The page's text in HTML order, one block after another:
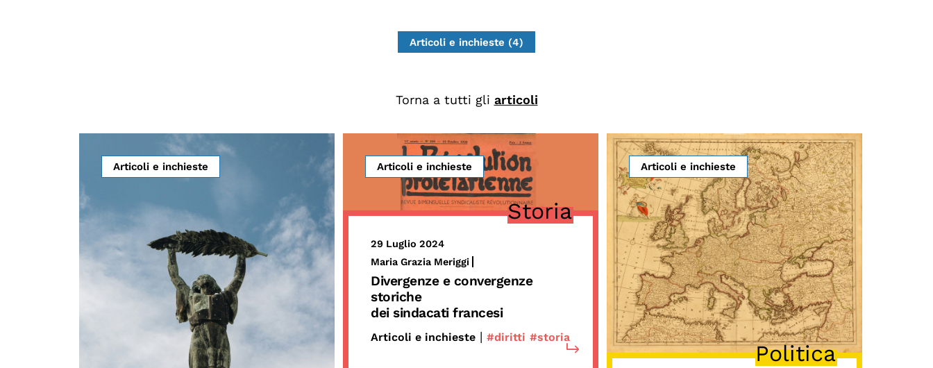
Articoli e inchieste (4)
Torna a tutti gli articoli
Articoli e inchieste Articoli e inchieste
Storia
29 Luglio 2024
Maria Grazia Meriggi
Divergenze e convergenze
storiche
dei sindacati francesi
Articoli e inchieste | #diritti #storia
Articoli e inchieste
Politica